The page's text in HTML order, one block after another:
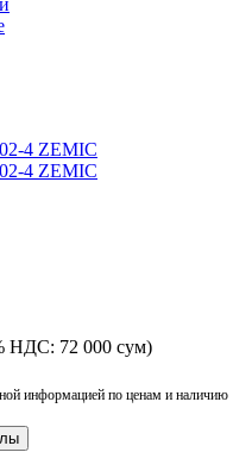
НДС: 72 000 сум)
информацией по ценам и наличию